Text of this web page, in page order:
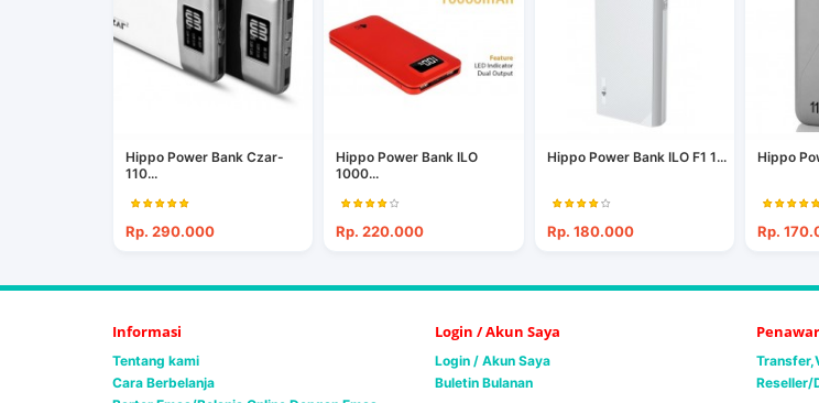
Hippo Power Bank Czar-
110...
Rp. 290.000
Hippo Power Bank ILO
1000...
Rp. 220.000
Hippo Power Bank ILO F1 1...
Rp. 180.000
Hippo
Rp.
Informasi
Tentang kami
Cara Berbelanja
Login / Akun Saya
Login / Akun Saya
Buletin Bulanan
Reseller/